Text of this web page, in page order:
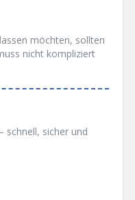
möchten, sollten
nicht kompliziert
schnell, sicher und